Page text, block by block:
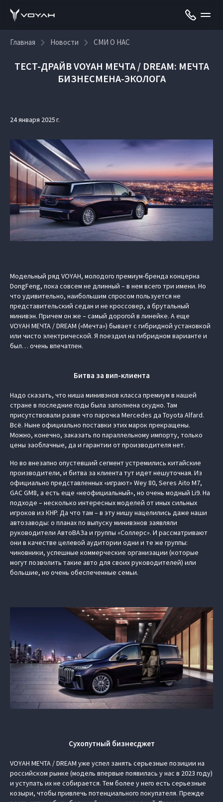
Главная Новости СМИ О НАС
ТЕСТ-ДРАЙВ VOYAH МЕЧТА / DREAM: МЕЧТА
БИЗНЕСМЕНА-ЭКОЛОГА
24 января 2025 г.
Модельный ряд VOYAH, молодого премиум-бренда концерна
DongFeng, пока совсем не длинный – в нем всего три имени. Но
что удивительно, наибольшим спросом пользуется не
представительский седан и не кроссовер, а брутальный
минивэн. Причем он же – самый дорогой в линейке. А еще
VOYAH МЕЧТА / DREAM («Мечта») бывает с гибридной установкой
или чисто электрической. Я поездил на гибридном варианте и
был… очень впечатлен.
Битва за вип-клиента
Надо сказать, что ниша минивэнов класса премиум в нашей
стране в последние годы была заполнена скудно. Там
присутствовали разве что парочка Mercedes да Toyota Alfard.
Всё. Ныне официально поставки этих марок прекращены.
Можно, конечно, заказать по параллельному импорту, только
цены заоблачные, да и гарантии от производителя нет.
Но во внезапно опустевший сегмент устремились китайские
производители, и битва за клиента тут идет нешуточная. Из
официально представленных «играют» Wey 80, Seres Aito M7,
GAC GM8, а есть еще «неофициальный», но очень модный Li9. На
подходе – несколько интересных моделей от иных сильных
игроков из КНР. Да что там – в эту нишу нацелились даже наши
автозаводы: о планах по выпуску минивэнов заявляли
руководители АвтоВАЗа и группы «Соллерс». И рассматривают
они в качестве целевой аудитории одни и те же группы:
чиновники, успешные коммерческие организации (которые
могут позволить такие авто для своих руководителей) или
большие, но очень обеспеченные семьи.
Сухопутный бизнесджет
VOYAH МЕЧТА / DREAM уже успел занять серьезные позиции на
российском рынке (модель впервые появилась у нас в 2023 году)
и уступать их не собирается. Тем более у него есть серьезные
козыри, чтобы привлечь потенциального покупателя. Прежде